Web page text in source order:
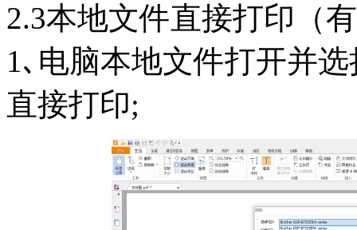
2.3本地文件直接打印（
1､电脑本地文件打开并
直接打印;